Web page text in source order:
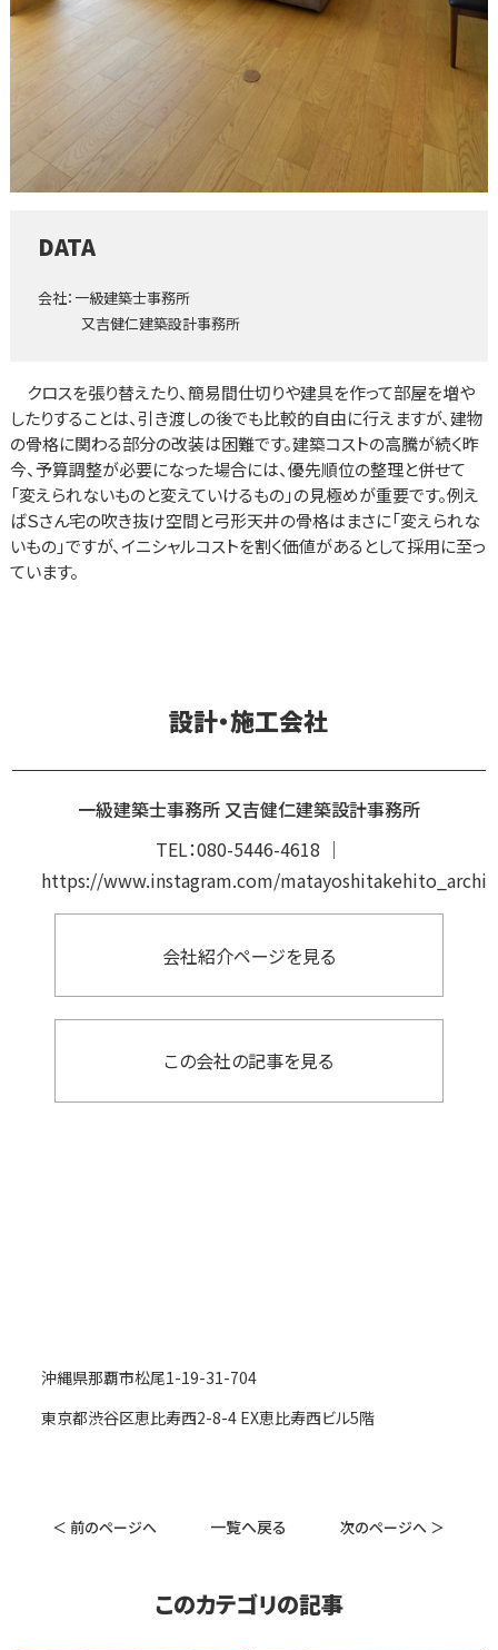
DATA
会社：一級建築士事務所
又吉健仁建築設計事務所
クロスを張り替えたり、簡易間仕切りや建具を作って部屋を増や
したりすることは、引き渡しの後でも比較的自由に行えますが、建物
の骨格に関わる部分の改装は困難です。建築コストの高騰が続く昨
今、予算調整が必要になった場合には、優先順位の整理と併せて
「変えられないものと変えていけるもの」の見極めが重要です。例え
ばＳさん宅の吹き抜け空間と弓形天井の骨格はまさに「変えられな
いもの」ですが、イニシャルコストを割く価値があるとして採用に至っ
ています。
設計・施工会社
一級建築士事務所 又吉健仁建築設計事務所
TEL：080-5446-4618 ｜
https://www.instagram.com/
会社紹介ページを見る
この会社の記事を見る
沖縄県那覇市松尾1-19-31-704
東京都渋谷区恵比寿西2-8-4 EX恵比寿西ビル5階
＜ 前のページへ 一覧へ戻る 次のページへ ＞
このカテゴリの記事